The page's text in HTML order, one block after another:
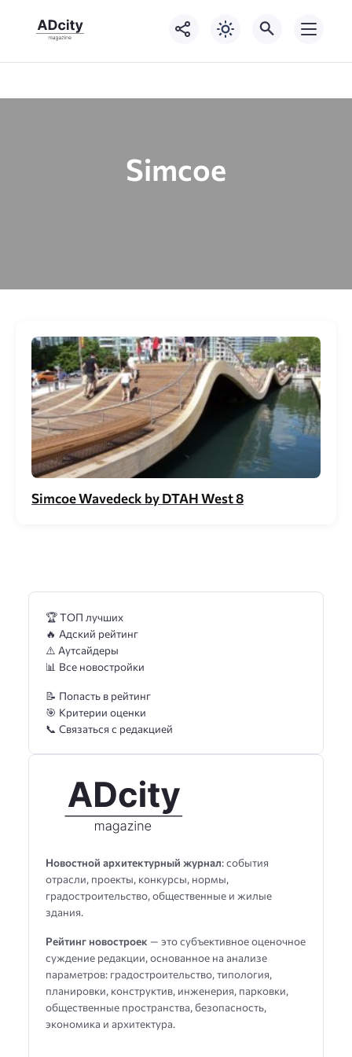
Simcoe
Simcoe Wavedeck by DTAH West 8
Новостной архитектурный журнал: события
отрасли, проекты, конкурсы, нормы,
градостроительство, общественные и жилые
здания.
Рейтинг новостроек — это субъективное оценочное
суждение редакции, основанное на анализе
параметров: градостроительство, типология,
планировки, конструктив, инженерия, парковки,
общественные пространства, безопасность,
экономика и архитектура.
🏆 ТОП лучших
🔥 Адский рейтинг
⚠️ Аутсайдеры
📊 Все новостройки
📝 Попасть в рейтинг
🎯 Критерии оценки
📞 Связаться с редакцией